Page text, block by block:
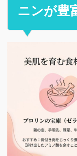
ニンが豊